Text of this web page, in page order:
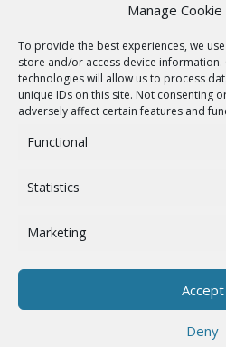
Manage
To provide the best experiences, we
store and/or access device information.
technologies will allow us to process
unique IDs on this site. Not consenting
adversely affect certain features and
Functional
Statistics
Marketing
Accept
Deny
Bezdrátové
Zakázková
Report
O NÁS
Ostatní